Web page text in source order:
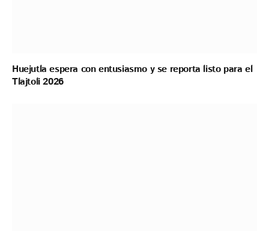
Huejutla espera con entusiasmo y se reporta listo para el
Tlajtoli 2026